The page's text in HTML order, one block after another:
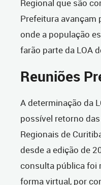
Regional que são
Prefeitura avançam
onde a população
farão parte da LOA
Reuniões
A determinação da
possível retorno
Regionais de
desde a edição de
consulta pública foi
forma virtual, por